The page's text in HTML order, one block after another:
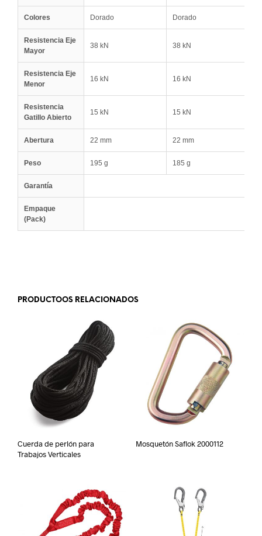
Colores Dorado Dorado
Resistencia Eje
Mayor
38 kN 38 kN
Resistencia Eje
Menor
16 kN 16 kN
Resistencia
Gatillo Abierto
15 kN 15 kN
Abertura 22 mm 22 mm
Peso 195 g 185 g
Garantía
Empaque
(Pack)
PRODUCTOOS RELACIONADOS
Cuerda de perlón para
Trabajos Verticales
Mosquetón Saflok 2000112